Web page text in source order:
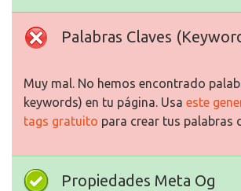
Palabras Claves
Muy mal. No hemos encontrado
keywords) en tu página. Usa este
tags gratuito para crear tus palabras
Propiedades Meta Og